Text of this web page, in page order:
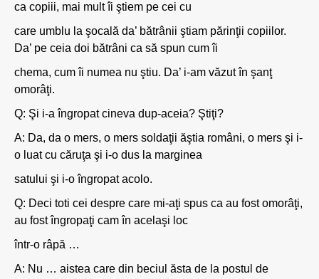
ca copiii, mai mult îi ştiem pe cei cu
care umblu la şocală da’ bătrânii ştiam părinţii copiilor.
Da’ pe ceia doi bătrâni ca să spun cum îi
chema, cum îi numea nu ştiu. Da’ i-am văzut în şanţ
omorâţi.
Q: Şi i-a îngropat cineva dup-aceia? Ştiţi?
A: Da, da o mers, o mers soldaţii ăştia români, o mers şi i-
o luat cu căruţa şi i-o dus la marginea
satului şi i-o îngropat acolo.
Q: Deci toti cei despre care mi-aţi spus ca au fost omorâţi,
au fost îngropaţi cam în acelaşi loc
într-o râpă …
A: Nu … aistea care din beciul ăsta de la postul de